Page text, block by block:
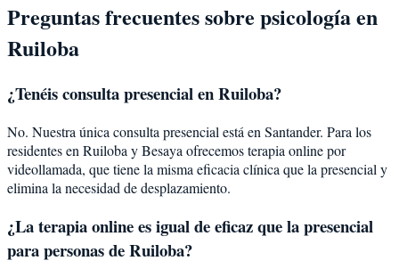
Preguntas frecuentes sobre psicología en
Ruiloba
¿Tenéis consulta presencial en Ruiloba?
No. Nuestra única consulta presencial está en Santander. Para los
residentes en Ruiloba y Besaya ofrecemos terapia online por
videollamada, que tiene la misma eficacia clínica que la presencial y
elimina la necesidad de desplazamiento.
¿La terapia online es igual de eficaz que la presencial
para personas de Ruiloba?